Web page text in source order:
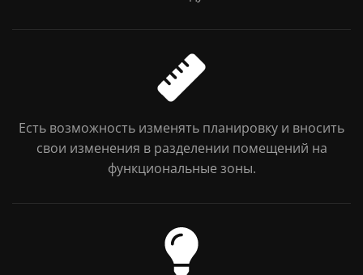
Есть возможность изменять планировку и вносить
свои изменения в разделении помещений на
функциональные зоны.